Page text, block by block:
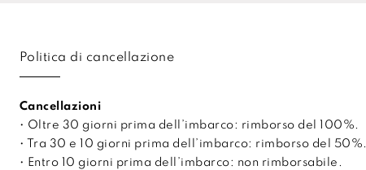
Politica di cancellazione
Cancellazioni
• Oltre 30 giorni prima dell’imbarco: rimborso del 100%.
• Tra 30 e 10 giorni prima dell’imbarco: rimborso del 50%.
• Entro 10 giorni prima dell’imbarco: non rimborsabile.